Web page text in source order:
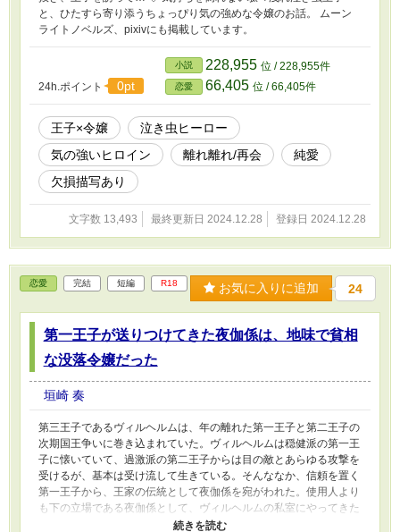
と、ひたすら寄り添うちょっぴり気の強めな令嬢のお話。 ムーン
ライトノベルズ、pixivにも掲載しています。
24h.ポイント 0pt
小説 228,955 位 / 228,955件
恋愛 66,405 位 / 66,405件
王子×令嬢
泣き虫ヒーロー
気の強いヒロイン
離れ離れ/再会
純愛
欠損描写あり
文字数 13,493 最終更新日 2024.12.28 登録日 2024.12.28
恋愛 完結 短編 R18 お気に入りに追加 24
第一王子が送りつけてきた夜伽係は、地味で貧相
な没落令嬢だった
垣崎 奏
第三王子であるヴィルヘルムは、年の離れた第一王子と第二王子の
次期国王争いに巻き込まれていた。ヴィルヘルムは穏健派の第一王
子に懐いていて、過激派の第二王子からは目の敵とあらゆる攻撃を
受けるが、基本は受け流して生きている。そんななか、信頼を置く
第一王子から、王家の伝統として夜伽係を宛がわれた。使用人より
も下の立場である夜伽係として、ヴィルヘルムの私室にやってきた
のは、貴族の集まる夜会でも数度顔を見たことのある、地味で貧相